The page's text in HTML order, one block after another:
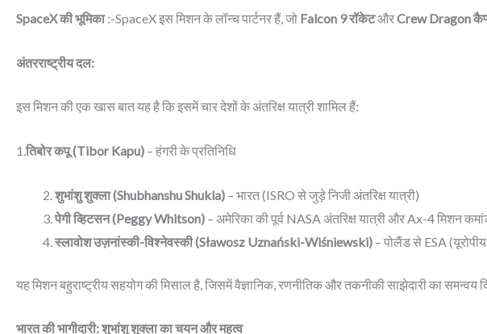
SpaceX की भूमिका:-SpaceX इस मिशन के लॉन्च पार्टनर हैं, जो Falcon 9 रॉकेटऔरCrew Dragon
अंतरराष्ट्रीय दल:
इस मिशन की एक खास बात यह है कि इसमें चार देशों के अंतरिक्ष यात्री शामिल हैं:
1.तिबोर कपू (Tibor Kapu) – हंगरी के प्रतिनिधि
शुभांशु शुक्ला (Shubhanshu Shukla) – भारत (ISRO से जुड़े निजी अंतरिक्ष यात्री)
पेगी व्हिटसन (Peggy Whitson) – अमेरिका की पूर्व NASA अंतरिक्ष यात्री और Ax-4 मिशन
स्लावोश उज़नांस्की-विश्नेवस्की (Sławosz Uznański-Wiśniewski) – पोलैंड से ESA
यह मिशन बहुराष्ट्रीय सहयोग की मिसाल है, जिसमें वैज्ञानिक, रणनीतिक और तकनीकी साझेदारी का समन्वय
भारत की भागीदारी: शुभांशु शुक्ला का चयन और महत्व